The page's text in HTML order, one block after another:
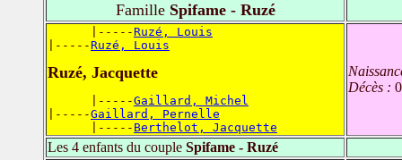
FamilleSpifame - Ruzé
      |-----
Ruzé, Louis
|-----Ruzé, Louis
Ruzé, Jacquette
      |-----
Gaillard, Michel
|-----Gaillard, Pernelle
      |-----
Berthelot, Jacquette
Décès :
Les 4 enfants du couple Spifame - Ruzé